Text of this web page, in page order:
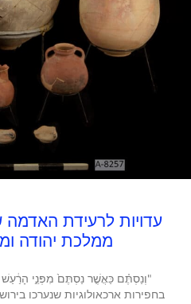
עדויות לרעידת
ממלכת יהודה
"וְנַסְתֶּ֗ם כַּאֲשֶׁ֤ר נַסְתֶּם֙ מִפְּנֵ֣י הָרַ֔עַשׁ
בחפירות ארכאולוגיות שנערכו